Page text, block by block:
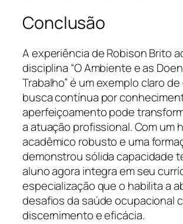
Conclusão
A experiência de Robison Brito
disciplina “O Ambiente e as
Trabalho” é um exemplo claro de
busca contínua por
aperfeiçoamento pode
a atuação profissional. Com um
acadêmico robusto e uma
demonstrou sólida capacidade
aluno agora integra em seu
especialização que o habilita a
desafios da saúde ocupacional
discernimento e eficácia.